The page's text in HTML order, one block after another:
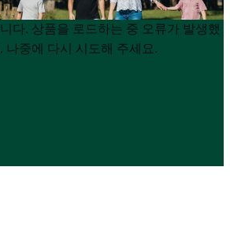
다. 상품을 로드하는 중 오류가 발생했
나중에 다시 시도해 주세요.